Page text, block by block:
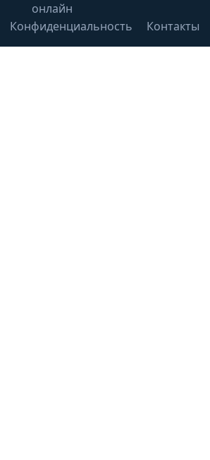
онлайн
Конфиденциальность
Контакты